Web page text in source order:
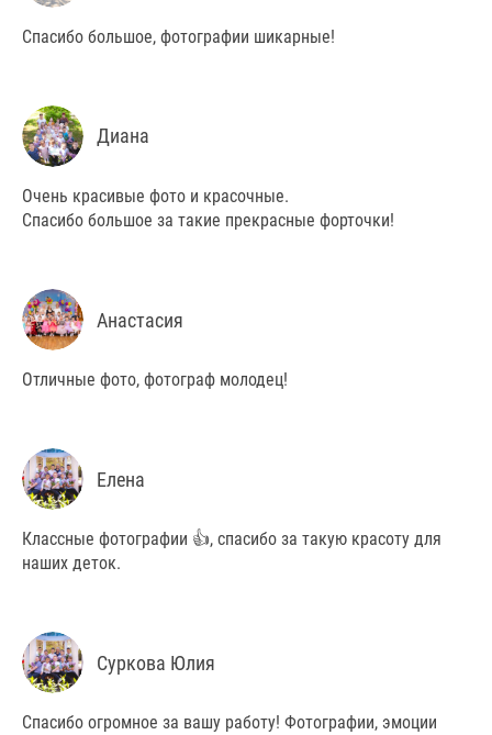
Спасибо большое, фотографии шикарные!
Диана
Очень красивые фото и красочные.
Спасибо большое за такие прекрасные форточки!
Анастасия
Отличные фото, фотограф молодец!
Елена
Классные фотографии 👍, спасибо за такую красоту для
наших деток.
Суркова Юлия
Спасибо огромное за вашу работу! Фотографии, эмоции